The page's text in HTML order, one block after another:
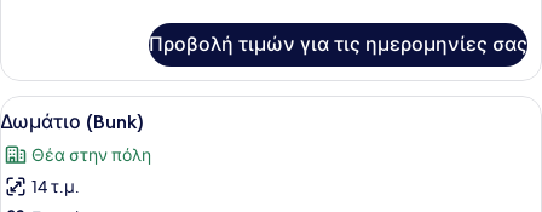
Terrace
Room
Terrace
Προβολή τιμών για τις ημερομηνίες σας
Προβολή
όλων
των
φωτογραφιών
Κλινοσκεπάσματα υψηλής
11
Δωμάτιο (Bunk)
Θέα στην πόλη
14 τ.μ.